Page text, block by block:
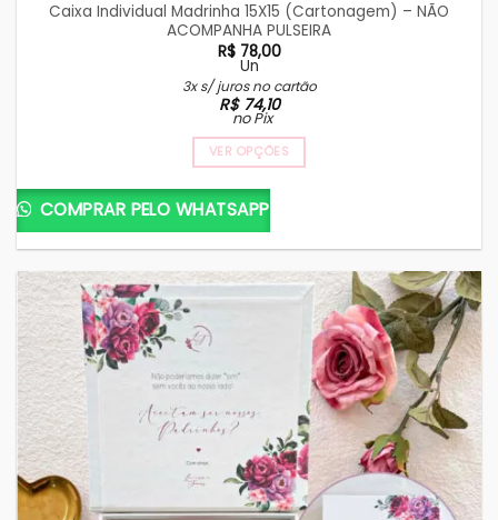
Caixa Individual Madrinha 15X15 (Cartonagem) – NÃO
ACOMPANHA PULSEIRA
R$78,00
Un
3x s/ juros no cartão
R$74,10
no Pix
VER OPÇÕES
COMPRAR PELO WHATSAPP